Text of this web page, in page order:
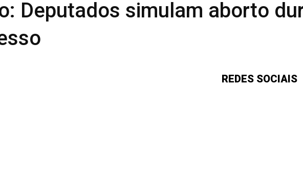
Deputados simulam aborto
REDES SOCIAIS